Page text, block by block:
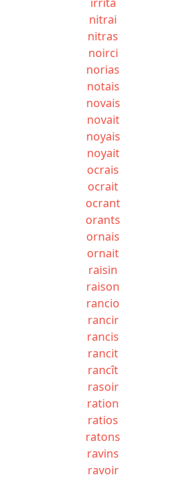
nitrai
nitras
noirci
norias
notais
novais
novait
noyais
noyait
ocrais
ocrait
ocrant
orants
ornais
ornait
raisin
raison
rancio
rancir
rancis
rancit
rancît
rasoir
ration
ratios
ratons
ravins
ravoir